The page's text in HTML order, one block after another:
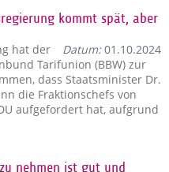
kommt spät, aber
Datum:01.10.2024
hat der
Tarifunion (BBW) zur
dass Staatsminister Dr.
die Fraktionschefs von
aufgefordert hat, aufgrund
nehmen ist gut und